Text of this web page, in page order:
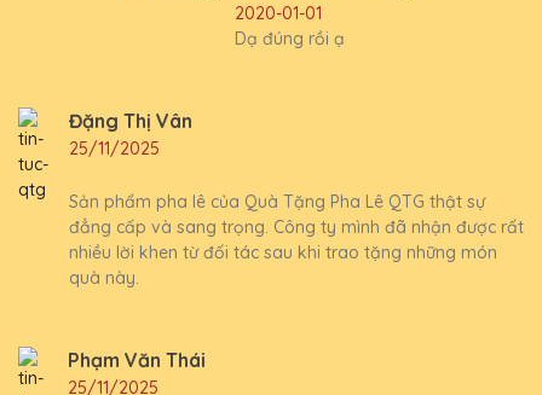
2020-01-01
Dạ đúng rồi ạ
Đặng Thị Vân
25/11/2025
Sản phẩm pha lê của Quà Tặng Pha Lê QTG thật sự
đẳng cấp và sang trọng. Công ty mình đã nhận được rất
nhiều lời khen từ đối tác sau khi trao tặng những món
quà này.
Phạm Văn Thái
25/11/2025